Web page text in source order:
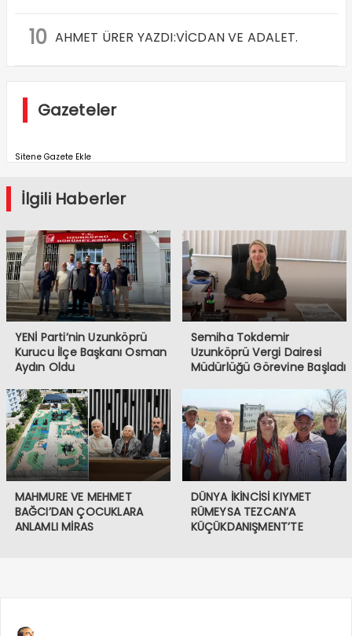
10 AHMET ÜRER YAZDI:VİCDAN VE ADALET.
Gazeteler
Sitene Gazete Ekle
İlgili Haberler
YENİ Parti’nin Uzunköprü
Kurucu İlçe Başkanı Osman
Aydın Oldu
Semiha Tokdemir
Uzunköprü Vergi Dairesi
Müdürlüğü Görevine Başladı
MAHMURE VE MEHMET
BAĞCI’DAN ÇOCUKLARA
ANLAMLI MİRAS
DÜNYA İKİNCİSİ KIYMET
RÜMEYSA TEZCAN’A
KÜÇÜKDANIŞMENT’TE